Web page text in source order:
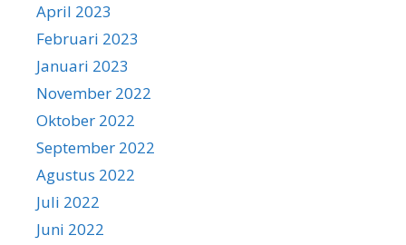
April 2023
Februari 2023
Januari 2023
November 2022
Oktober 2022
September 2022
Agustus 2022
Juli 2022
Juni 2022